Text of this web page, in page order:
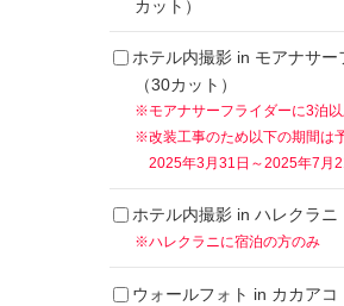
カット）
ホテル内撮影 in モアナサー
（30カット）
※モアナサーフライダーに3泊
※改装工事のため以下の期間は
2025年3月31日～2025年7月
ホテル内撮影 in ハレクラニ
※ハレクラニに宿泊の方のみ
ウォールフォト in カカアコ